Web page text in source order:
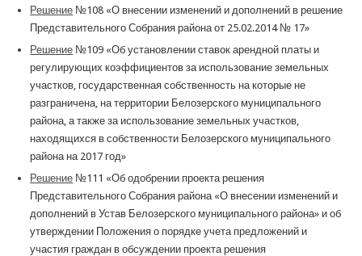
Решение №108 «О внесении изменений и дополнений в решение
Представительного Собрания района от 25.02.2014 № 17»
Решение №109 «Об установлении ставок арендной платы и
регулирующих коэффициентов за использование земельных
участков, государственная собственность на которые не
разграничена, на территории Белозерского муниципального
района, а также за использование земельных участков,
находящихся в собственности Белозерского муниципального
района на 2017 год»
Решение №111 «Об одобрении проекта решения
Представительного Собрания района «О внесении изменений и
дополнений в Устав Белозерского муниципального района» и об
утверждении Положения о порядке учета предложений и
участия граждан в обсуждении проекта решения